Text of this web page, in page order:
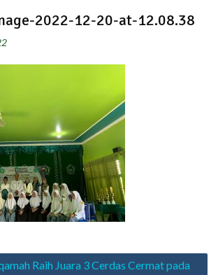
2022-12-20-at-12.08.38
Raih Juara 3 Cerdas Cermat pada